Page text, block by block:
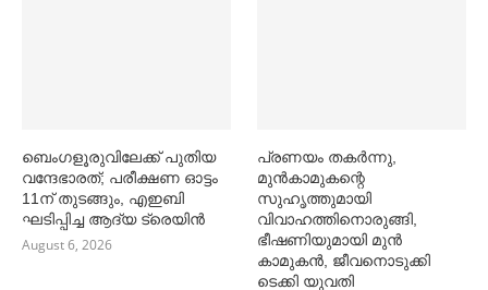
ബെംഗളൂരുവിലേക്ക് പുതിയ
വന്ദേഭാരത്; പരീക്ഷണ ഓട്ടം
11ന് തുടങ്ങും, എഇബി
ഘടിപ്പിച്ച ആദ്യ ട്രെയിന്‍
August 6, 2026
പ്രണയം തകര്‍ന്നു,
മുൻകാമുകന്റെ
സുഹൃത്തുമായി
വിവാഹത്തിനൊരുങ്ങി,
ഭീഷണിയുമായി മുൻ
കാമുകൻ, ജീവനൊടുക്കി
ടെക്കി യുവതി